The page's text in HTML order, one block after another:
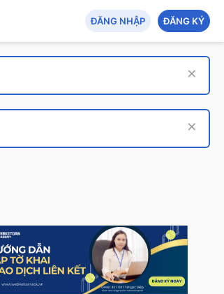
ĐĂNG NHẬP ĐĂNG KÝ